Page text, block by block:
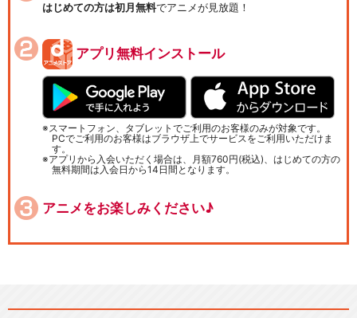
はじめての方は初月無料でアニメが見放題！
アプリ無料インストール
スマートフォン、タブレットでご利用のお客様のみが対象です。
PCでご利用のお客様はブラウザ上でサービスをご利用いただけま
す。
アプリから入会いただく場合は、月額760円(税込)、はじめての方の
無料期間は入会日から14日間となります。
アニメをお楽しみください♪